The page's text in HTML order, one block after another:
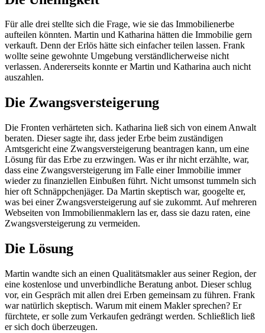
Für alle drei stellte sich die Frage, wie sie das Immobilienerbe
aufteilen könnten. Martin und Katharina hätten die Immobilie gern
verkauft. Denn der Erlös hätte sich einfacher teilen lassen. Frank
wollte seine gewohnte Umgebung verständlicherweise nicht
verlassen. Andererseits konnte er Martin und Katharina auch nicht
auszahlen.
Die Zwangsversteigerung
Die Fronten verhärteten sich. Katharina ließ sich von einem Anwalt
beraten. Dieser sagte ihr, dass jeder Erbe beim zuständigen
Amtsgericht eine Zwangsversteigerung beantragen kann, um eine
Lösung für das Erbe zu erzwingen. Was er ihr nicht erzählte, war,
dass eine Zwangsversteigerung im Falle einer Immobilie immer
wieder zu finanziellen Einbußen führt. Nicht umsonst tummeln sich
hier oft Schnäppchenjäger. Da Martin skeptisch war, googelte er,
was bei einer Zwangsversteigerung auf sie zukommt. Auf mehreren
Webseiten von Immobilienmaklern las er, dass sie dazu raten, eine
Zwangsversteigerung zu vermeiden.
Die Lösung
Martin wandte sich an einen Qualitätsmakler aus seiner Region, der
eine kostenlose und unverbindliche Beratung anbot. Dieser schlug
vor, ein Gespräch mit allen drei Erben gemeinsam zu führen. Frank
war natürlich skeptisch. Warum mit einem Makler sprechen? Er
fürchtete, er solle zum Verkaufen gedrängt werden. Schließlich ließ
er sich doch überzeugen.